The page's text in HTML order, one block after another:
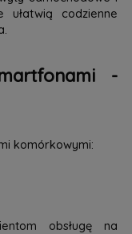
ułatwią codzienne
-
komórkowymi:
obsługę na